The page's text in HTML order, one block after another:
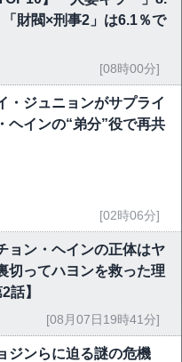
財閥×刑事2」は6.1％で
[08時00分]
・ジュニョンがサプライ
ヘインの“弟分”役で再共
[02時06分]
ョン・ヘインの正体はヤ
切ってハヨンを救った理
話】
[08月07日19時41分]
ジンらに迫る謎の危機